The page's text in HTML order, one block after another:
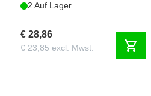
2 Auf Lager
€ 28,86
€ 23,85 excl. Mwst. shopping_cart